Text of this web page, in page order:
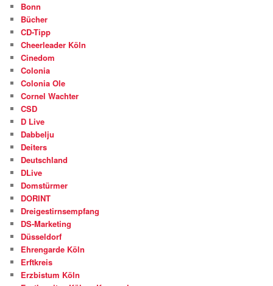
Bonn
Bücher
CD-Tipp
Cheerleader Köln
Cinedom
Colonia
Colonia Ole
Cornel Wachter
CSD
D Live
Dabbelju
Deiters
Deutschland
DLive
Domstürmer
DORINT
Dreigestirnsempfang
DS-Marketing
Düsseldorf
Ehrengarde Köln
Erftkreis
Erzbistum Köln